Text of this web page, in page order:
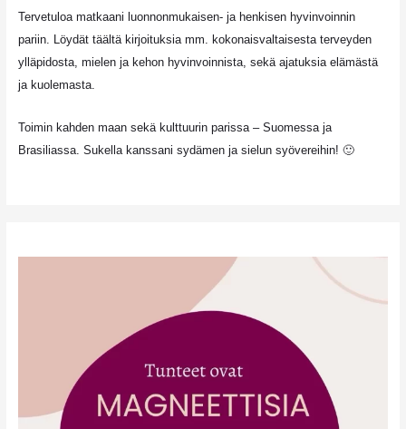
Tervetuloa matkaani luonnonmukaisen- ja henkisen hyvinvoinnin
pariin. Löydät täältä kirjoituksia mm. kokonaisvaltaisesta terveyden
ylläpidosta, mielen ja kehon hyvinvoinnista, sekä ajatuksia elämästä
ja kuolemasta.
Toimin kahden maan sekä kulttuurin parissa – Suomessa ja
Brasiliassa. Sukella kanssani sydämen ja sielun syövereihin! 🙂